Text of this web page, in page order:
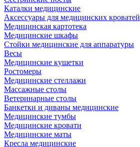
Каталки медицинские
Аксессуары для медицинских кроватей
Медицинская картотека
Медицинские шкафы
Стойки медицинские для аппаратуры
Весы
Медицинские кушетки
Ростомеры
Медицинские стеллажи
Массажные столы
Ветеринарные столы
Банкетки и диваны медицинские
Медицинские тумбы
Медицинские кровати
Медицинские маты
Кресла медицинские